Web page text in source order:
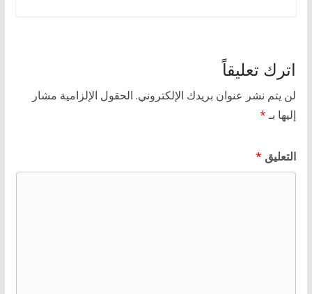
اترك تعليقاً
لن يتم نشر عنوان بريدك الإلكتروني. الحقول الإلزامية مشار
إليها بـ*
التعليق *